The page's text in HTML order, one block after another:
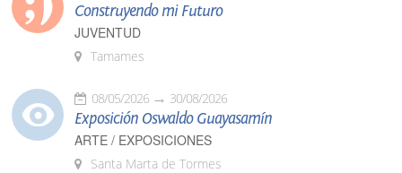
Construyendo mi Futuro
JUVENTUD
Tamames
08/05/2026 30/08/2026
Exposición Oswaldo Guayasamín
ARTE / EXPOSICIONES
Santa Marta de Tormes